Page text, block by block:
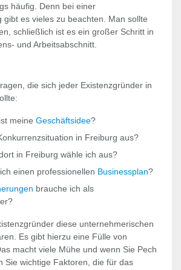
häufig. Denn bei einer
gibt es vieles zu beachten. Man sollte
schließlich ist es ein großer Schritt in
und Arbeitsabschnitt.
die sich jeder Existenzgründer in
meineGeschäftsidee?
in Freiburg aus?
in Freiburg wähle ich aus?
einen professionellen Businessplan?
brauche ich als
diese unternehmerischen
Es gibt hierzu eine Fülle von
macht viele Mühe und wenn Sie Pech
Sie wichtige Faktoren, die für das